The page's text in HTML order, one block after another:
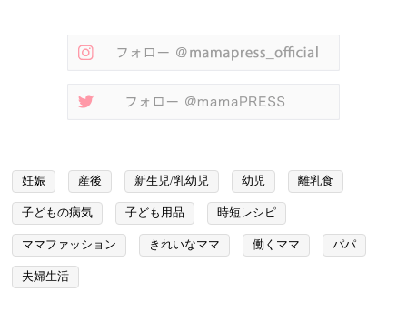
妊娠 産後 新生児/乳幼児 幼児 離乳食
子どもの病気 子ども用品 時短レシピ
ママファッション きれいなママ 働くママ パパ
夫婦生活